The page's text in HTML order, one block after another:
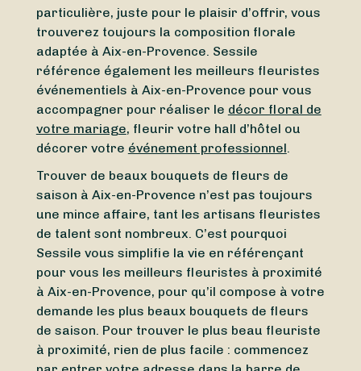
particulière, juste pour le plaisir d’offrir, vous
trouverez toujours la composition florale
adaptée à Aix-en-Provence. Sessile
référence également les meilleurs fleuristes
événementiels à Aix-en-Provence pour vous
accompagner pour réaliser le décor floral de
votre mariage, fleurir votre hall d’hôtel ou
décorer votre événement professionnel.
Trouver de beaux bouquets de fleurs de
saison à Aix-en-Provence n’est pas toujours
une mince affaire, tant les artisans fleuristes
de talent sont nombreux. C’est pourquoi
Sessile vous simplifie la vie en référençant
pour vous les meilleurs fleuristes à proximité
à Aix-en-Provence, pour qu’il compose à votre
demande les plus beaux bouquets de fleurs
de saison. Pour trouver le plus beau fleuriste
à proximité, rien de plus facile : commencez